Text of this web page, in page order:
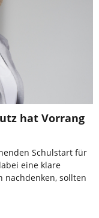
hat Vorrang
Schulstart für
eine klare
nachdenken, sollten